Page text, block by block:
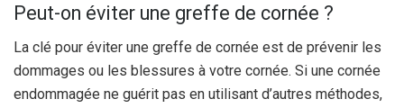
Peut-on éviter une greffe de cornée ?
La clé pour éviter une greffe de cornée est de prévenir les
dommages ou les blessures à votre cornée. Si une cornée
endommagée ne guérit pas en utilisant d’autres méthodes,